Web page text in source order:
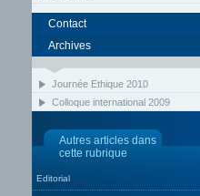
Contact
Archives
Journée Ethique 2010
Colloque international 2009
Autres articles dans
cette rubrique
Editorial